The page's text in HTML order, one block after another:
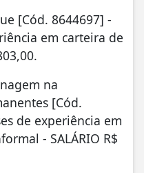
[Cód. 8644697] -
em carteira de
na
[Cód.
de experiência em
- SALÁRIO R$